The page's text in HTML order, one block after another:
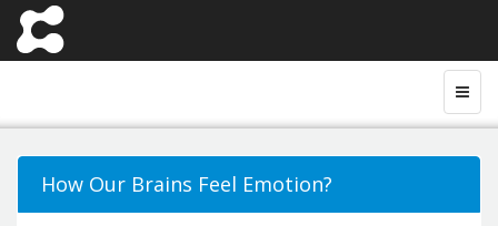
How Our Brains Feel Emotion?